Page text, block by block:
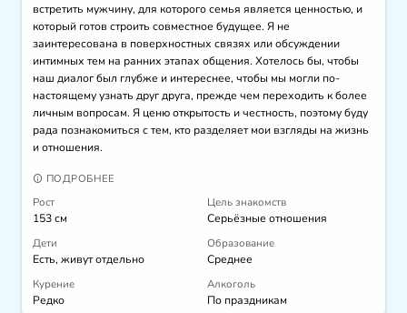
встретить мужчину, для которого семья является ценностью, и
который готов строить совместное будущее. Я не
заинтересована в поверхностных связях или обсуждении
интимных тем на ранних этапах общения. Хотелось бы, чтобы
наш диалог был глубже и интереснее, чтобы мы могли по-
настоящему узнать друг друга, прежде чем переходить к более
личным вопросам. Я ценю открытость и честность, поэтому буду
рада познакомиться с тем, кто разделяет мои взгляды на жизнь
и отношения.
ПОДРОБНЕЕ
Рост
153 см
Цель знакомств
Серьёзные отношения
Дети
Есть, живут отдельно
Образование
Среднее
Курение
Редко
Алкоголь
По праздникам